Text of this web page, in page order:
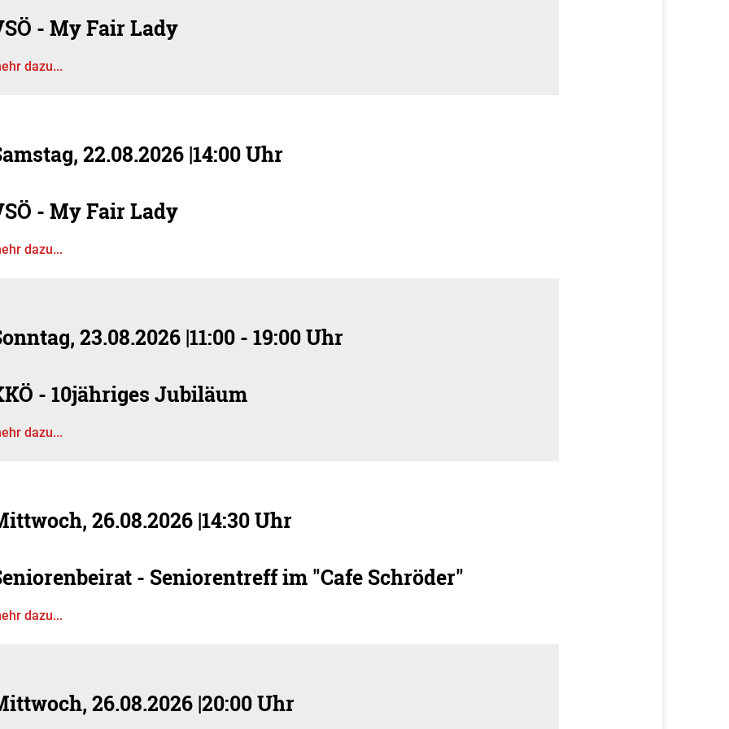
- My Fair Lady
dazu...
22.08.2026 |14:00 Uhr
- My Fair Lady
dazu...
23.08.2026 |11:00 - 19:00 Uhr
- 10jähriges Jubiläum
dazu...
26.08.2026 |14:30 Uhr
- Seniorentreff im "Cafe Schröder"
dazu...
26.08.2026 |20:00 Uhr